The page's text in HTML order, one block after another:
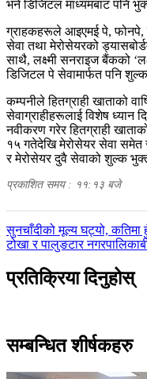
भने डिजिटल माध्यमबाट पनि
ग्राहकहरूले आइएमई पे,
सेवा तथा मेरोसेयरको
साथै, लक्ष्मी सनराइज बैंकको
डिजिटल पे सेवामार्फत पनि
कम्पनीले हितग्राही खाताको
सेवाग्राहीहरूलाई विशेष
नवीकरण गरेर हितग्राही
१५ गतेदेखि मेरोसेयर सेवा समेत
र मेरोसेयर दुवै सेवाको शुल्क
प्रकाशित समय : ११:१३ बजे
पछिल्लाे
-
सुनचाँदीको मूल्य घट्यो, कतिमा
अघिल्लाे
टोखा र पालुङटार
प्रतिक्रिया दिनुहोस्
सम्बन्धित शीर्षकहरु